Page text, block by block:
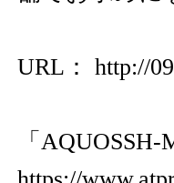
URL： http://
「